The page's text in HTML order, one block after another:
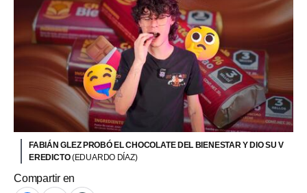
FABIÁN GLEZ PROBÓ EL CHOCOLATE DEL BIENESTAR Y DIO SU V
EREDICTO(EDUARDO DÍAZ)
Compartir en